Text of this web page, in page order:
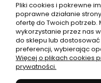
Pliki cookies i pokrewne
poprawne działanie
ofertę do Twoich potrzeb.
wykorzystanie przez nas
do sklepu lub
preferencji, wybierając
Więcej o plikach cookies
prywatności.